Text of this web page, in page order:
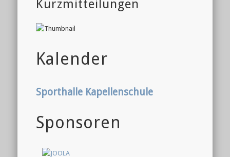
Kurzmitteilungen
Kalender
Sporthalle Kapellenschule
Sponsoren